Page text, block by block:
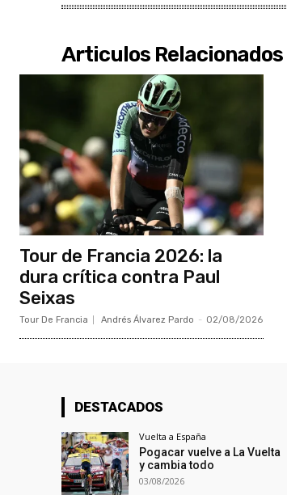
Articulos Relacionados
Tour de Francia 2026: la
dura crítica contra Paul
Seixas
Tour De Francia Andrés Álvarez Pardo - 02/08/2026
DESTACADOS
Vuelta a España
Pogacar vuelve a La Vuelta
y cambia todo
03/08/2026